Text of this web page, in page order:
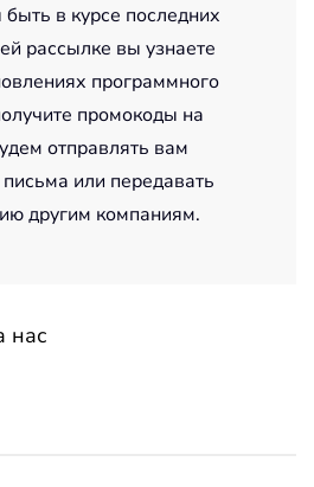
в курсе последних
рассылке вы узнаете
программного
промокоды на
отправлять вам
или передавать
другим компаниям.
нас